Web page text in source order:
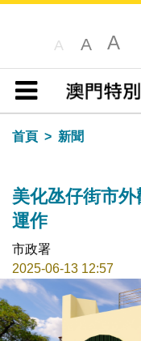
A A A
目錄
首頁
新聞
美化氹仔街市
運作
市政署
2025-06-13 12:57